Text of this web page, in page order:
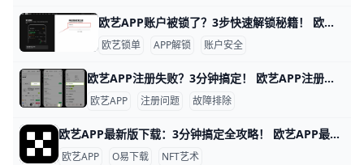
欧艺APP账户被锁了？3步快速解锁秘籍！ 欧艺APP账户被锁定很常见，通常是因为身份验证没完成、异常登录或风控检查。比如，用户小李发现登录时提示“账户临时冻结”，这是平台为安全检测的正常反应。根据欧艺官方数据，80%的锁定案例通过简单验证就能解锁。
欧艺锁单 APP解锁 账户安全
欧艺APP注册失败？3分钟搞定！ 欧艺APP注册不了？别担心，很多用户都遇到过这个问题。通常原因是网络不稳、验证码没收到，或者APP版本太旧。下面一步步教你解决，跟着做就能行。
欧艺APP 注册问题 故障排除
欧艺APP最新版下载：3分钟搞定全攻略！ 欧艺APP最新版下载全指南 想下载欧艺APP最新版吗？它属于O易歐yi生态的艺术类应用，现在最新版是v6.135.1（安卓）或App Store对应iOS版，2026年更新支持更多NFT艺术浏览和交易功能。
欧艺APP O易下载 NFT艺术